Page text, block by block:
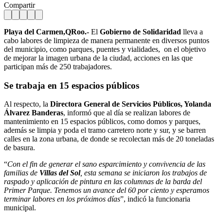
Compartir
Playa del Carmen,QRoo.- El Gobierno de Solidaridad lleva a
cabo labores de limpieza de manera permanente en diversos puntos
del municipio, como parques, puentes y vialidades, on el objetivo
de mejorar la imagen urbana de la ciudad, acciones en las que
participan más de 250 trabajadores.
Se trabaja en 15 espacios públicos
Al respecto, la Directora General de Servicios Públicos, Yolanda
Álvarez Banderas, informó que al día se realizan labores de
mantenimiento en 15 espacios públicos, como domos y parques,
además se limpia y poda el tramo carretero norte y sur, y se barren
calles en la zona urbana, de donde se recolectan más de 20 toneladas
de basura.
“Con el fin de generar el sano esparcimiento y convivencia de las
familias de Villas del Sol, esta semana se iniciaron los trabajos de
raspado y aplicación de pintura en las columnas de la barda del
Primer Parque. Tenemos un avance del 60 por ciento y esperamos
terminar labores en los próximos días”, indicó la funcionaria
municipal.